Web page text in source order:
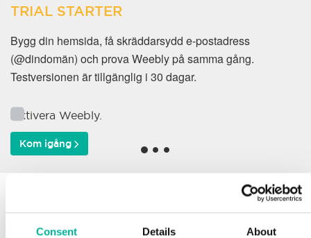
Consent Details About
TRIAL STARTER
Bygg din hemsida, få skräddarsydd e-postadress
(@dindomän) och prova Weebly på samma gång.
Testversionen är tillgänglig i 30 dagar.
Aktivera Weebly.
Kom igång
Varför väljer våra kunder
oss?